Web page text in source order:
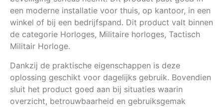
een moderne installatie voor thuis, op kantoor, in een
winkel of bij een bedrijfspand. Dit product valt binnen
de categorie Horloges, Militaire horloges, Tactisch
Militair Horloge.
Dankzij de praktische eigenschappen is deze
oplossing geschikt voor dagelijks gebruik. Bovendien
sluit het product goed aan bij situaties waarin
overzicht, betrouwbaarheid en gebruiksgemak